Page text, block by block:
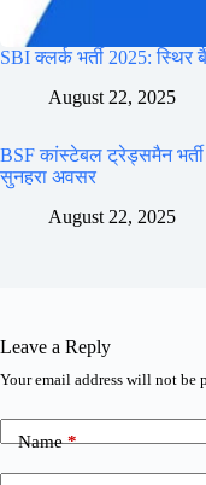
SBI क्लर्क भर्ती 2025:
August 22, 2025
BSF कांस्टेबल ट्रेड्समैन
सुनहरा अवसर
August 22, 2025
Leave a Reply
Your email address will not be
Name*